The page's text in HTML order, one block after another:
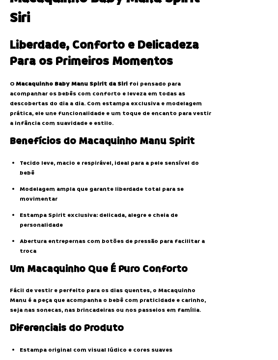
Siri
Liberdade, Conforto e Delicadeza
Para os Primeiros Momentos
OMacaquinho Baby Manu Spirit da Siri foi pensado para
acompanhar os bebês com conforto e leveza em todas as
descobertas do dia a dia. Com estampa exclusiva e modelagem
prática, ele une funcionalidade e um toque de encanto para vestir
a infância com suavidade e estilo.
Benefícios do Macaquinho Manu Spirit
Tecido leve, macio e respirável, ideal para a pele sensível do
bebê
Modelagem ampla que garante liberdade total para se
movimentar
Estampa Spirit exclusiva: delicada, alegre e cheia de
personalidade
Abertura entrepernas com botões de pressão para facilitar a
troca
Um Macaquinho Que É Puro Conforto
Fácil de vestir e perfeito para os dias quentes, o Macaquinho
Manu é a peça que acompanha o bebê com praticidade e carinho,
seja nas sonecas, nas brincadeiras ou nos passeios em família.
Diferenciais do Produto
Estampa original com visual lúdico e cores suaves